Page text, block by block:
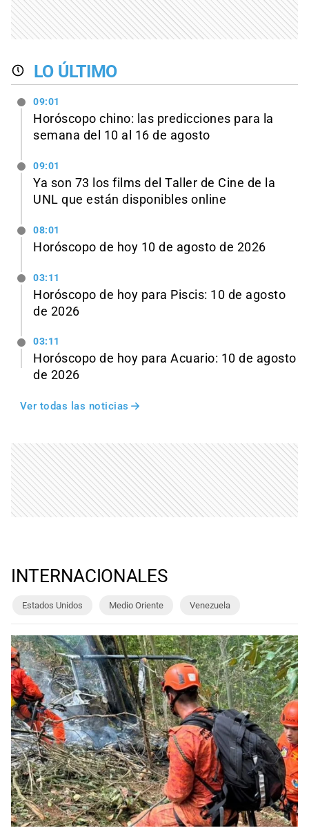
LO ÚLTIMO
09:01
Horóscopo chino: las predicciones para la
semana del 10 al 16 de agosto
09:01
Ya son 73 los films del Taller de Cine de la
UNL que están disponibles online
08:01
Horóscopo de hoy 10 de agosto de 2026
03:11
Horóscopo de hoy para Piscis: 10 de agosto
de 2026
03:11
Horóscopo de hoy para Acuario: 10 de agosto
de 2026
Ver todas las noticias
INTERNACIONALES
Estados Unidos Medio Oriente Venezuela